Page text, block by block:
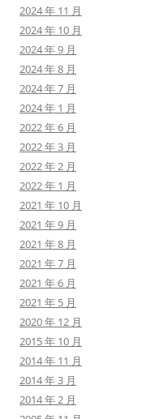
2024 年 11 月
2024 年 10 月
2024 年 9 月
2024 年 8 月
2024 年 7 月
2024 年 1 月
2022 年 6 月
2022 年 3 月
2022 年 2 月
2022 年 1 月
2021 年 10 月
2021 年 9 月
2021 年 8 月
2021 年 7 月
2021 年 6 月
2021 年 5 月
2020 年 12 月
2015 年 10 月
2014 年 11 月
2014 年 3 月
2014 年 2 月